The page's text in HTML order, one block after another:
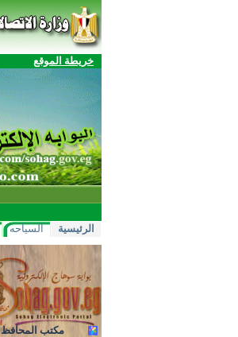
خريطة الموقع
الرئيسية السياحه
مكتب المحافظ